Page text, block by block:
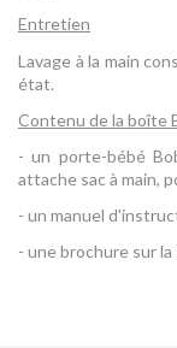
Entretien
Lavage à la main
état.
Contenu de la boîte
- un porte-bébé
attache sac à main,
- un manuel
- une brochure sur